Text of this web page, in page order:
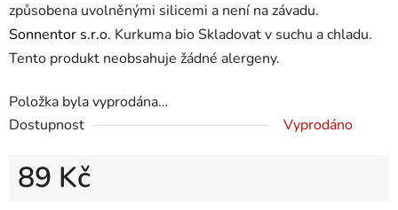
způsobena uvolněnými silicemi a není na závadu.
Sonnentor s.r.o. Kurkuma bio Skladovat v suchu a chladu.
Tento produkt neobsahuje žádné alergeny.
Položka byla vyprodána…
Dostupnost
Vyprodáno
89 Kč